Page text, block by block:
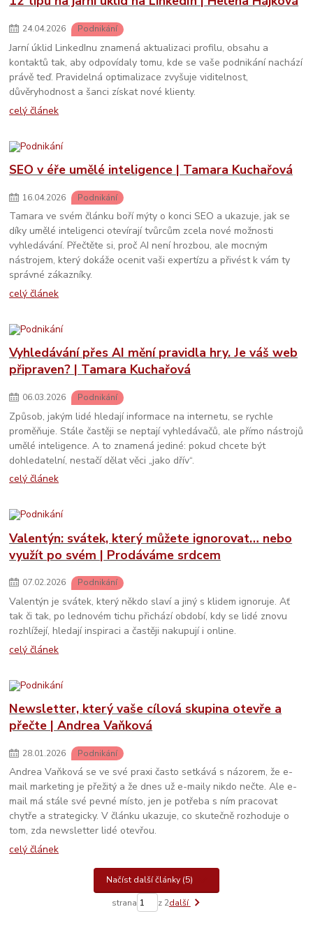
24.04.2026 Podnikání
Jarní úklid LinkedInu znamená aktualizaci profilu, obsahu a
kontaktů tak, aby odpovídaly tomu, kde se vaše podnikání nachází
právě teď. Pravidelná optimalizace zvyšuje viditelnost,
důvěryhodnost a šanci získat nové klienty.
celý článek
SEO v éře umělé inteligence | Tamara Kuchařová
16.04.2026 Podnikání
Tamara ve svém článku boří mýty o konci SEO a ukazuje, jak se
díky umělé inteligenci otevírají tvůrcům zcela nové možnosti
vyhledávání. Přečtěte si, proč AI není hrozbou, ale mocným
nástrojem, který dokáže ocenit vaši expertízu a přivést k vám ty
správné zákazníky.
celý článek
Vyhledávání přes AI mění pravidla hry. Je váš web
připraven? | Tamara Kuchařová
06.03.2026 Podnikání
Způsob, jakým lidé hledají informace na internetu, se rychle
proměňuje. Stále častěji se neptají vyhledávačů, ale přímo nástrojů
umělé inteligence. A to znamená jediné: pokud chcete být
dohledatelní, nestačí dělat věci „jako dřív“.
celý článek
Valentýn: svátek, který můžete ignorovat… nebo
využít po svém | Prodáváme srdcem
07.02.2026 Podnikání
Valentýn je svátek, který někdo slaví a jiný s klidem ignoruje. Ať
tak či tak, po lednovém tichu přichází období, kdy se lidé znovu
rozhlížejí, hledají inspiraci a častěji nakupují i online.
celý článek
Newsletter, který vaše cílová skupina otevře a
přečte | Andrea Vaňková
28.01.2026 Podnikání
Andrea Vaňková se ve své praxi často setkává s názorem, že e-
mail marketing je přežitý a že dnes už e-maily nikdo nečte. Ale e-
mail má stále své pevné místo, jen je potřeba s ním pracovat
chytře a strategicky. V článku ukazuje, co skutečně rozhoduje o
tom, zda newsletter lidé otevřou.
celý článek
Načíst další články (5)
strana z 2další